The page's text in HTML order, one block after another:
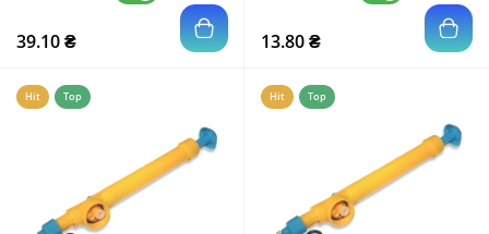
39.10 ₴ 13.80 ₴
Hit Top Hit Top